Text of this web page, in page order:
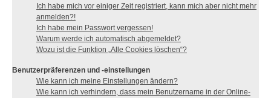
Ich habe mich vor einiger Zeit registriert, kann mich aber nicht mehr
anmelden?!
Ich habe mein Passwort vergessen!
Warum werde ich automatisch abgemeldet?
Wozu ist die Funktion „Alle Cookies löschen“?
Benutzerpräferenzen und -einstellungen
Wie kann ich meine Einstellungen ändern?
Wie kann ich verhindern, dass mein Benutzername in der Online-